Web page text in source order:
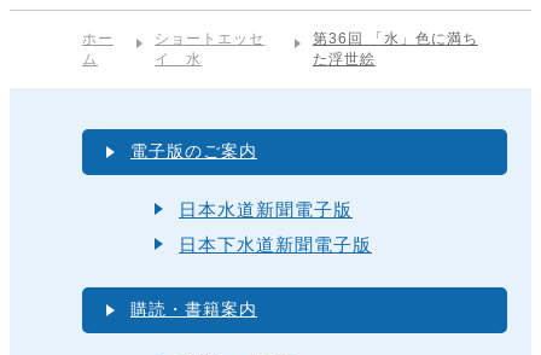
ホー
ム
ショートエッセ
イ 水
第36回 「水」色に満ち
た浮世絵
電子版のご案内
日本水道新聞電子版
日本下水道新聞電子版
購読・書籍案内